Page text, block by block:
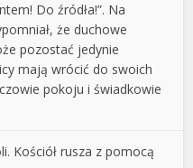
Do źródła!”. Na
że duchowe
pozostać jedynie
mają wrócić do swoich
pokoju i świadkowie
Kościół rusza z pomocą